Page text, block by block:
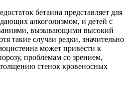
бетаина представляет для
алкоголизмом, и детей с
вызывающими высокий
такие случаи редки, значительно
может привести к
проблемам со зрением,
стенок кровеносных